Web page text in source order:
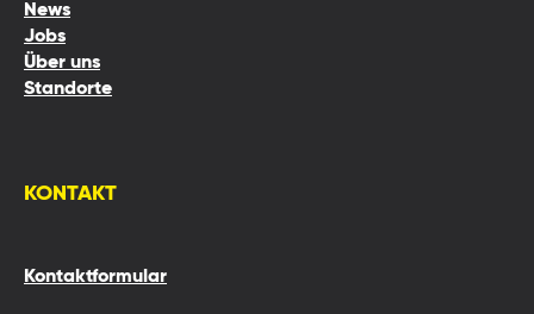
News
Jobs
Über uns
Standorte
KONTAKT
Kontaktformular